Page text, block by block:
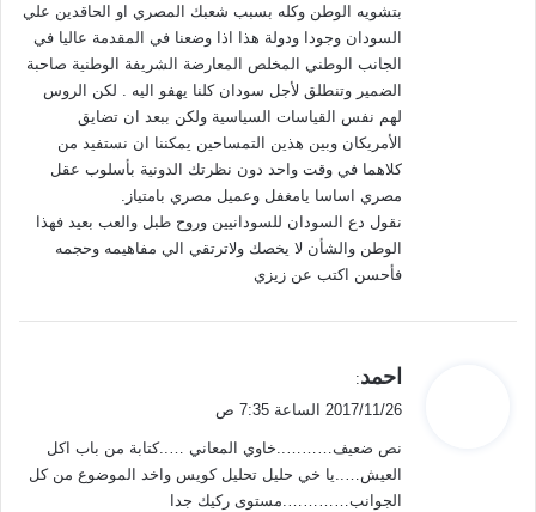
بتشويه الوطن وكله بسبب شعبك المصري او الحاقدين علي
السودان وجودا ودولة هذا اذا وضعنا في المقدمة عاليا في
الجانب الوطني المخلص المعارضة الشريفة الوطنية صاحبة
الضمير وتنطلق لأجل سودان كلنا يهفو اليه . لكن الروس
لهم نفس القياسات السياسية ولكن ببعد ان تضايق
الأمريكان وبين هذين التمساحين يمكننا ان نستفيد من
كلاهما في وقت واحد دون نظرتك الدونية بأسلوب عقل
مصري اساسا يامغفل وعميل مصري بامتياز.
نقول دع السودان للسودانيين وروح طبل والعب بعيد فهذا
الوطن والشأن لا يخصك ولاترتقي الي مفاهيمه وحجمه
فأحسن اكتب عن زيزي
ي
ل
احمد:
2017/11/26 الساعة 7:35 ص
نص ضعيف………..خاوي المعاني …..كتابة من باب اكل
العيش…..يا خي حليل تحليل كويس واخد الموضوع من كل
الجوانب………….مستوى ركيك جدا